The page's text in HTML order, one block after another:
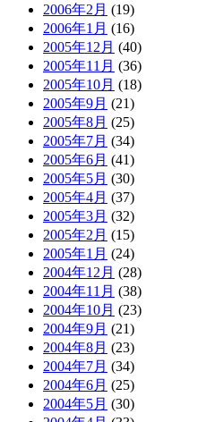
2006年2月 (19)
2006年1月 (16)
2005年12月 (40)
2005年11月 (36)
2005年10月 (18)
2005年9月 (21)
2005年8月 (25)
2005年7月 (34)
2005年6月 (41)
2005年5月 (30)
2005年4月 (37)
2005年3月 (32)
2005年2月 (15)
2005年1月 (24)
2004年12月 (28)
2004年11月 (38)
2004年10月 (23)
2004年9月 (21)
2004年8月 (23)
2004年7月 (34)
2004年6月 (25)
2004年5月 (30)